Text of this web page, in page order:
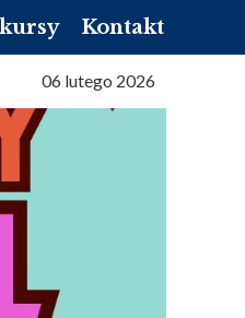
06 lutego 2026
Kontakt